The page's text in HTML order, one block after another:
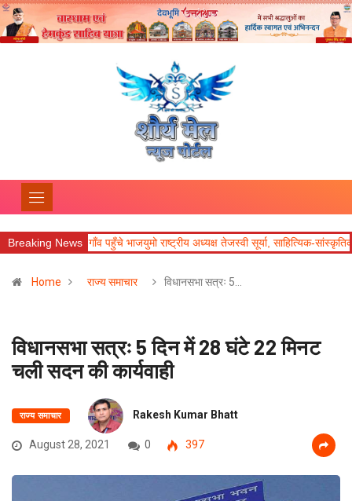
Breaking News
पहुँचे भाजयुमो राष्ट्रीय अध्यक्ष तेजस्वी सूर्या, साहित्यिक-सांस्कृतिक पहल की सराहना
Home राज्य समाचार विधानसभा सत्रः 5…
विधानसभा सत्रः 5 दिन में 28 घंटे 22 मिनट
चली सदन की कार्यवाही
राज्य समाचार Rakesh Kumar Bhatt
August 28, 2021 0 397